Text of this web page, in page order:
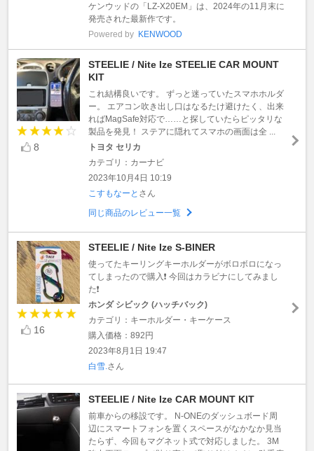
ケンウッドの「LZ-X20EM」は、2024年の11月末に
発売された最新作です。
Powered by KENWOOD
8
STEELIE / Nite Ize STEELIE CAR MOUNT
KIT
これ結構良いです。 ずっと迷っていたスマホホルダ
ー。 エアコン吹き出し口はなるたけ避けたく、出来
ればMagSafe対応で……と探していたらピッタリな
製品を発見！ ステアに隠れてスマホの画面は全 ...
トヨタ セリカ
カテゴリ：カーナビ
2023年10月4日 10:19
こすもなーと さん
同じ商品のレビュー一覧
16
STEELIE / Nite Ize S-BINER
使ってたキーリングキーホルダーがボロボロになっ
てしまったので購入❗️ 今回はカラビナにしてみまし
た❗️
ホンダ シビック (ハッチバック)
カテゴリ：キーホルダー・キーケース
購入価格：892円
2023年8月1日 19:47
白雪. さん
STEELIE / Nite Ize CAR MOUNT KIT
前車からの移設です。 N-ONEのダッシュボード周
辺にスマートフォンを置くスペースがなかなか見当
たらず、今回もマグネット式で対応しました。 3M